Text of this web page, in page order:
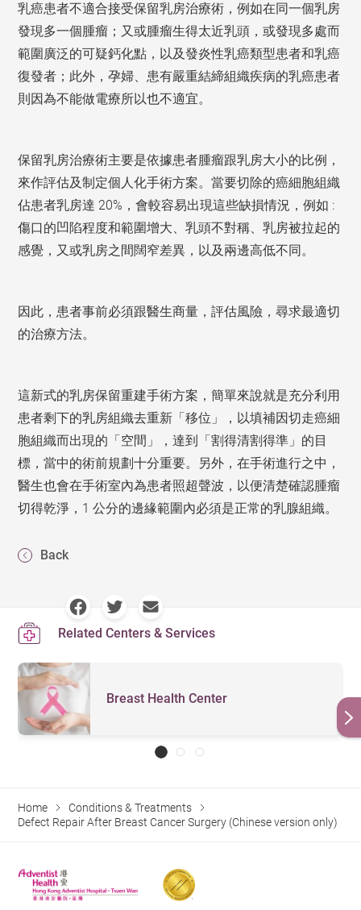
乳癌患者不適合接受保留乳房治療術，例如在同一個乳房
發現多一個腫瘤；又或腫瘤生得太近乳頭，或發現多處而
範圍廣泛的可疑鈣化點，以及發炎性乳癌類型患者和乳癌
復發者；此外，孕婦、患有嚴重結締組織疾病的乳癌患者
則因為不能做電療所以也不適宜。
保留乳房治療術主要是依據患者腫瘤跟乳房大小的比例，
來作評估及制定個人化手術方案。當要切除的癌細胞組織
佔患者乳房達 20%，會較容易出現這些缺損情況，例如 :
傷口的凹陷程度和範圍增大、乳頭不對稱、乳房被拉起的
感覺，又或乳房之間闊窄差異，以及兩邊高低不同。
因此，患者事前必須跟醫生商量，評估風險，尋求最適切
的治療方法。
這新式的乳房保留重建手術方案，簡單來說就是充分利用
患者剩下的乳房組織去重新「移位」，以填補因切走癌細
胞組織而出現的「空間」，達到「割得清割得準」的目
標，當中的術前規劃十分重要。另外，在手術進行之中，
醫生也會在手術室內為患者照超聲波，以便清楚確認腫瘤
切得乾淨，1 公分的邊緣範圍內必須是正常的乳腺組織。
Back
Related Centers & Services
Breast Health Center
Home
Conditions & Treatments
Defect Repair After Breast Cancer Surgery (Chinese version only)